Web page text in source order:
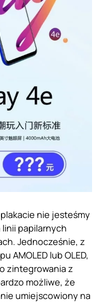
nie jesteśmy
papilarnych
Jednocześnie, z
AMOLED lub OLED,
zintegrowania z
możliwe, że
umiejscowiony na